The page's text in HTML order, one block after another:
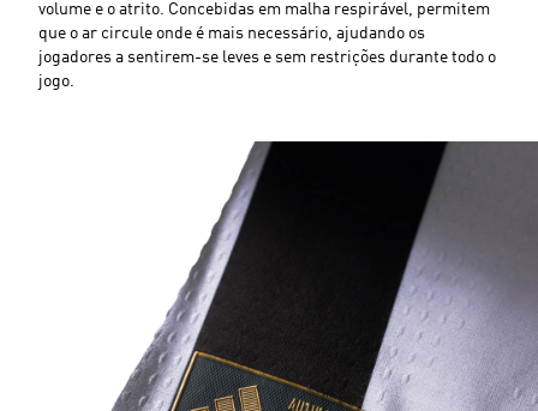
volume e o atrito. Concebidas em malha respirável, permitem
que o ar circule onde é mais necessário, ajudando os
jogadores a sentirem-se leves e sem restrições durante todo o
jogo.